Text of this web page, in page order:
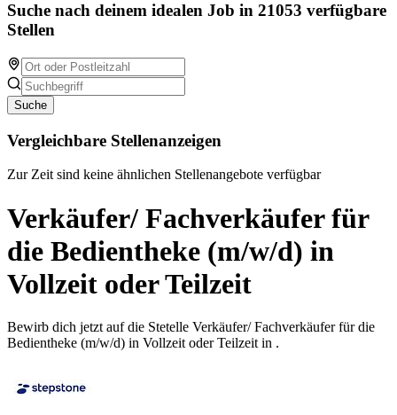
Suche nach deinem idealen Job in 21053 verfügbare
Stellen
Suche
Vergleichbare Stellenanzeigen
Zur Zeit sind keine ähnlichen Stellenangebote verfügbar
Verkäufer/ Fachverkäufer für
die Bedientheke (m/w/d) in
Vollzeit oder Teilzeit
Bewirb dich jetzt auf die Stetelle Verkäufer/ Fachverkäufer für die
Bedientheke (m/w/d) in Vollzeit oder Teilzeit in .